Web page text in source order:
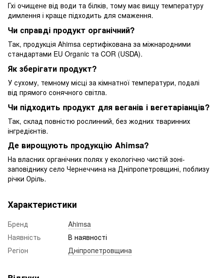
Гхі очищене від води та білків, тому має вищу температуру
димлення і краще підходить для смаження.
Чи справді продукт органічний?
Так, продукція Ahimsa сертифікована за міжнародними
стандартами EU Organic та COR (USDA).
Як зберігати продукт?
У сухому, темному місці за кімнатної температури, подалі
від прямого сонячного світла.
Чи підходить продукт для веганів і вегетаріанців?
Так, склад повністю рослинний, без жодних тваринних
інгредієнтів.
Де вирощують продукцію Ahimsa?
На власних органічних полях у екологічно чистій зоні-
заповіднику село Чернеччина на Дніпропетровщині, поблизу
річки Оріль.
Характеристики
Бренд
Ahimsa
Наявність
В наявності
Регіон
Дніпропетровщина